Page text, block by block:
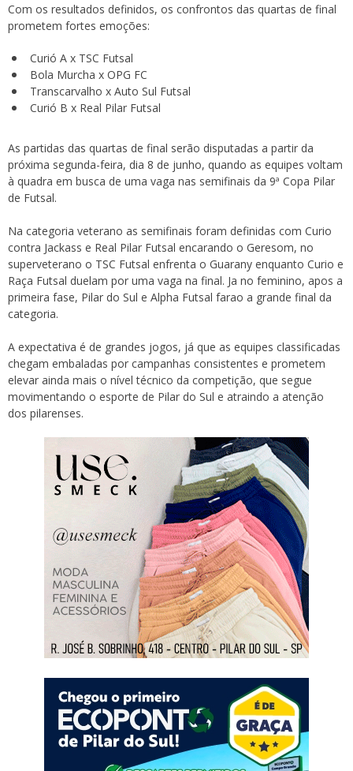
Com os resultados definidos, os confrontos das quartas de final
prometem fortes emoções:
Curió A x TSC Futsal
Bola Murcha x OPG FC
Transcarvalho x Auto Sul Futsal
Curió B x Real Pilar Futsal
As partidas das quartas de final serão disputadas a partir da
próxima segunda-feira, dia 8 de junho, quando as equipes voltam
à quadra em busca de uma vaga nas semifinais da 9ª Copa Pilar
de Futsal.
Na categoria veterano as semifinais foram definidas com Curio
contra Jackass e Real Pilar Futsal encarando o Geresom, no
superveterano o TSC Futsal enfrenta o Guarany enquanto Curio e
Raça Futsal duelam por uma vaga na final. Ja no feminino, apos a
primeira fase, Pilar do Sul e Alpha Futsal farao a grande final da
categoria.
A expectativa é de grandes jogos, já que as equipes classificadas
chegam embaladas por campanhas consistentes e prometem
elevar ainda mais o nível técnico da competição, que segue
movimentando o esporte de Pilar do Sul e atraindo a atenção
dos pilarenses.